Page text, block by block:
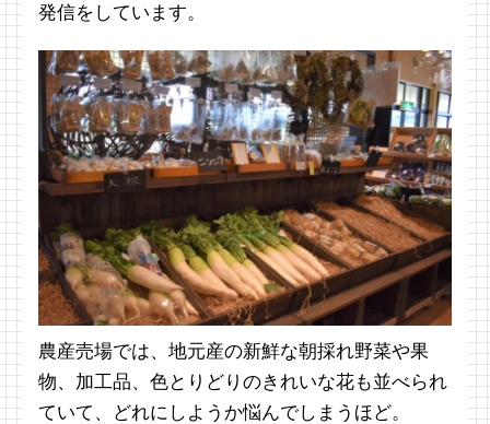
発信をしています。
農産売場では、地元産の新鮮な朝採れ野菜や果
物、加工品、色とりどりのきれいな花も並べられ
ていて、どれにしようか悩んでしまうほど。